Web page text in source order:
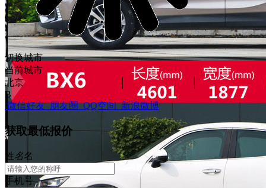
切换城市
当前城市
北京
B
微信好友 朋友圈 QQ空间 新浪微博
获取最低报价
姓名名
手机号